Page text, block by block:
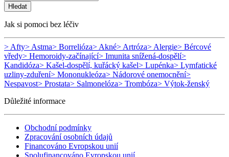
Hledat
Jak si pomoci bez léčiv
> Afty> Astma> Borrelióza> Akné> Artróza> Alergie> Bércové
vředy> Hemoroidy-začínající> Imunita snížená-dospělí>
Kandidóza> Kašel-dospělí, kuřácký kašel> Lupénka> Lymfatické
uzliny-zduření> Mononukleóza> Nádorové onemocnění>
Nespavost> Prostata> Salmonelóza> Trombóza> Výtok-ženský
Důležité informace
Obchodní podmínky
Zpracování osobních údajů
Financováno Evropskou unií